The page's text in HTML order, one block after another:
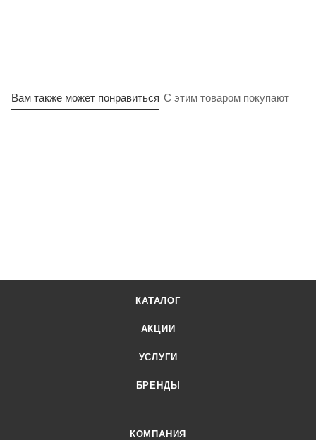
Вам также может понравиться С этим товаром покупают
КАТАЛОГ
АКЦИИ
УСЛУГИ
БРЕНДЫ
КОМПАНИЯ